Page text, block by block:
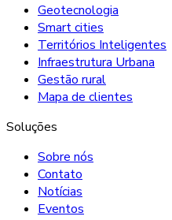
Geotecnologia
Smart cities
Territórios Inteligentes
Infraestrutura Urbana
Gestão rural
Mapa de clientes
Soluções
Sobre nós
Contato
Notícias
Eventos